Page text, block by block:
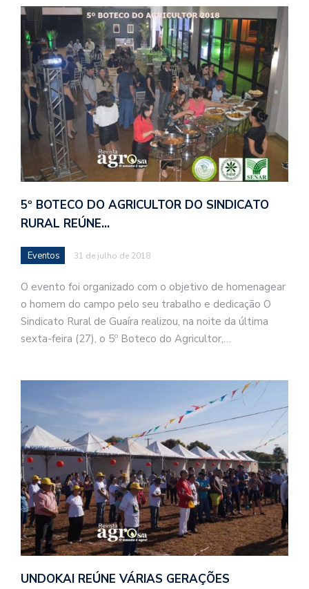
5º BOTECO DO AGRICULTOR DO SINDICATO
RURAL REÚNE…
Eventos 31 de julho de 2018
O evento foi organizado com o objetivo de homenagear
o homem do campo pelo seu trabalho e dedicação O
Sindicato Rural de Guaíra realizou, na noite da última
sexta-feira (27), o 5º Boteco do Agricultor,…
UNDOKAI REÚNE VÁRIAS GERAÇÕES